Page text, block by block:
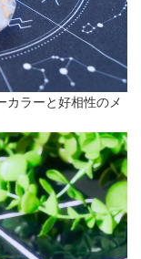
カラーと好相性のメ